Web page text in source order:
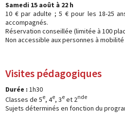
Samedi 15 août à 22 h
10 € par adulte ; 5 € pour les 18-25
accompagnés.
Réservation conseillée (limitée à 100
Non accessible aux personnes à
Visites pédagogiques
Durée : 1h30
Classes de 5e, 4e, 3e et 2nde
Sujets déterminés en fonction du